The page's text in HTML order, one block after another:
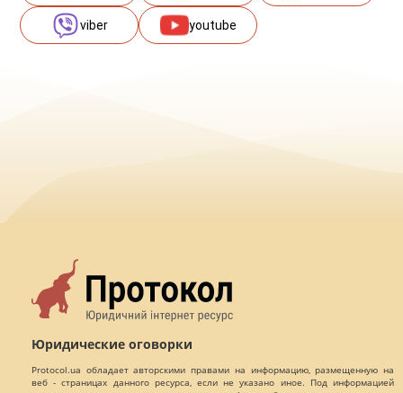
viber youtube
Юридические оговорки
Protocol.ua обладает авторскими правами на информацию, размещенную на
веб - страницах данного ресурса, если не указано иное. Под информацией